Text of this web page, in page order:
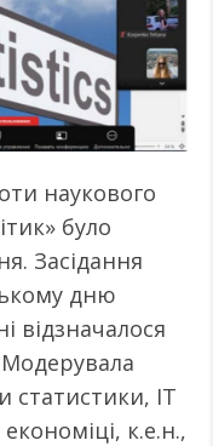
наукового
було
Засідання
дню
відзначалося
статистики, ІТ
к.е.н.,